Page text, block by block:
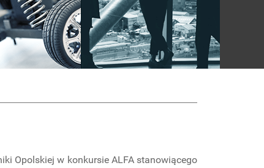
Opolskiej w konkursie ALFA stanowiącego